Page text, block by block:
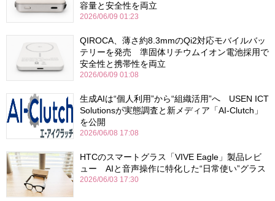
容量と安全性を両立
2026/06/09 01:23
QIROCA、薄さ約8.3mmのQi2対応モバイルバッ
テリーを発売 準固体リチウムイオン電池採用で
安全性と携帯性を両立
2026/06/09 01:08
生成AIは“個人利用”から“組織活用”へ USEN ICT
Solutionsが実態調査と新メディア「AI-Clutch」
を公開
2026/06/08 17:08
HTCのスマートグラス「VIVE Eagle」製品レビ
ュー AIと音声操作に特化した“日常使い”グラス
2026/06/03 17:30